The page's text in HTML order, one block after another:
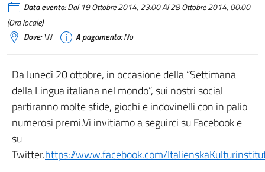
Data evento:Dal 19 Ottobre 2014, 23:00 Al 28 Ottobre 2014, 00:00
(Ora locale)
Dove:\N A pagamento:No
Da lunedì 20 ottobre, in occasione della “Settimana
della Lingua italiana nel mondo”, sui nostri social
partiranno molte sfide, giochi e indovinelli con in palio
numerosi premi.Vi invitiamo a seguirci su Facebook e
su
Twitter.https://www.facebook.com/